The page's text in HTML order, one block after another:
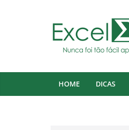
HOME DICAS